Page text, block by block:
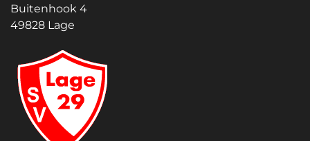
Buitenhook 4
49828 Lage